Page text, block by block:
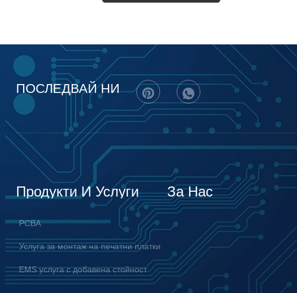
ПОСЛЕДВАЙ НИ
Продукти И Услуги
PCBA
Услуга за монтаж на печатни платки
EMS услуга с добавена стойност
За Нас